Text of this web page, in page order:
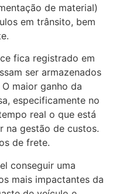
de material)
em trânsito, bem
fica registrado em
ser armazenados
maior ganho da
especificamente no
real o que está
na gestão de custos.
de frete.
conseguir uma
mais impactantes da